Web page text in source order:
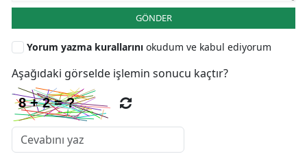
GÖNDER
Yorum yazma kurallarını okudum ve kabul ediyorum
Aşağıdaki görselde işlemin sonucu kaçtır?